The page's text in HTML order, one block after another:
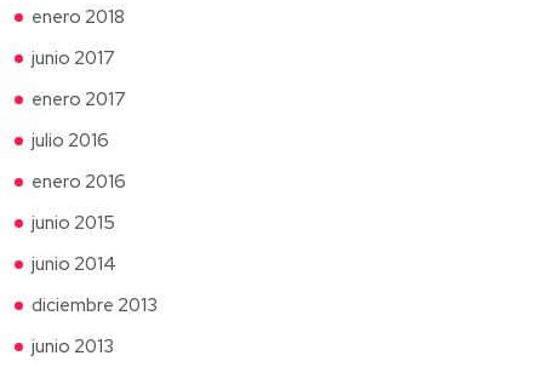
enero 2018
junio 2017
enero 2017
julio 2016
enero 2016
junio 2015
junio 2014
diciembre 2013
junio 2013